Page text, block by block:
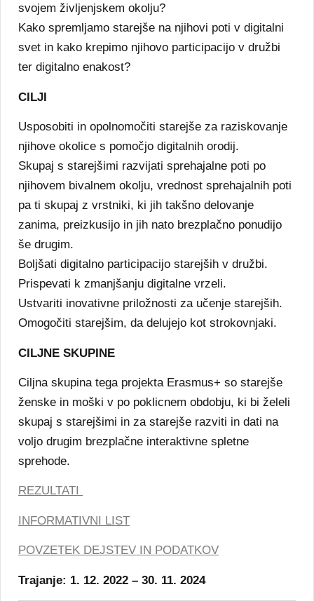
svojem življenjskem okolju?
Kako spremljamo starejše na njihovi poti v digitalni
svet in kako krepimo njihovo participacijo v družbi
ter digitalno enakost?
CILJI
Usposobiti in opolnomočiti starejše za raziskovanje
njihove okolice s pomočjo digitalnih orodij.
Skupaj s starejšimi razvijati sprehajalne poti po
njihovem bivalnem okolju, vrednost sprehajalnih poti
pa ti skupaj z vrstniki, ki jih takšno delovanje
zanima, preizkusijo in jih nato brezplačno ponudijo
še drugim.
Boljšati digitalno participacijo starejših v družbi.
Prispevati k zmanjšanju digitalne vrzeli.
Ustvariti inovativne priložnosti za učenje starejših.
Omogočiti starejšim, da delujejo kot strokovnjaki.
CILJNE SKUPINE
Ciljna skupina tega projekta Erasmus+ so starejše
ženske in moški v po poklicnem obdobju, ki bi želeli
skupaj s starejšimi in za starejše razviti in dati na
voljo drugim brezplačne interaktivne spletne
sprehode.
REZULTATI
INFORMATIVNI LIST
POVZETEK DEJSTEV IN PODATKOV
Trajanje: 1. 12. 2022 – 30. 11. 2024